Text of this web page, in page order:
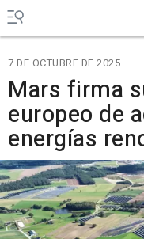
7 DE OCTUBRE DE 2025
Mars firma
europeo de
energías